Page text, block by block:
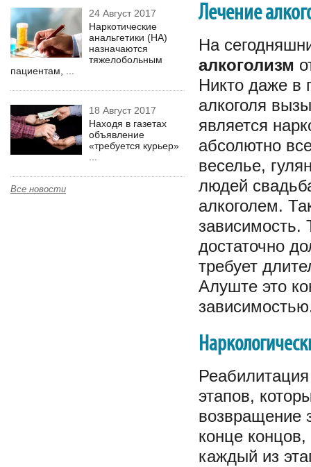
24 Август 2017
Наркотические
анальгетики (НА)
назначаются
тяжелобольным
пациентам, ...
18 Август 2017
Находя в газетах
объявление
«требуется курьер»
Все новости
Лечение
На
алкоголизм
Никто даже в
алкоголя
является
абсолютно
веселье,
людей
алкоголем.
зависимость.
достаточно
требует
Алуште это
этапов,
возвращение
конце
каждый из